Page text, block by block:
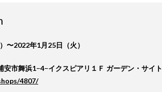
〜2022年1月25日（火）
市舞浜1−4−イクスピアリ１Ｆ ガーデン・サイト
4807/